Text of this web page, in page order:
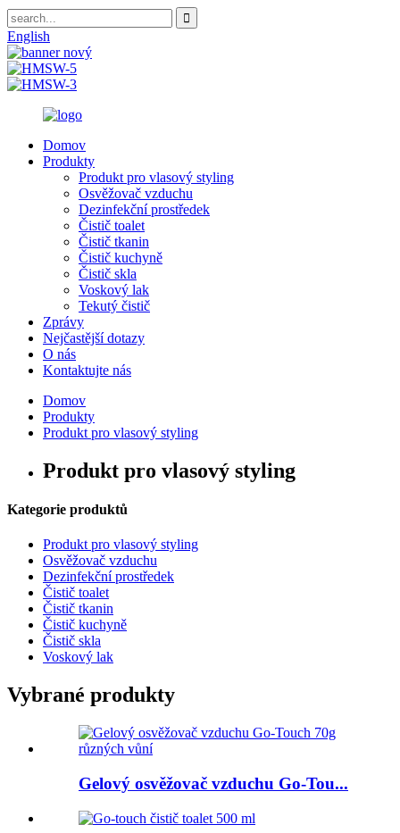
English
Domov
Produkty
Produkt pro vlasový styling
Osvěžovač vzduchu
Dezinfekční prostředek
Čistič toalet
Čistič tkanin
Čistič kuchyně
Čistič skla
Voskový lak
Tekutý čistič
Zprávy
Nejčastější dotazy
O nás
Kontaktujte nás
Domov
Produkty
Produkt pro vlasový styling
Produkt pro vlasový styling
Kategorie produktů
Produkt pro vlasový styling
Osvěžovač vzduchu
Dezinfekční prostředek
Čistič toalet
Čistič tkanin
Čistič kuchyně
Čistič skla
Voskový lak
Vybrané produkty
Gelový osvěžovač vzduchu Go-Tou...